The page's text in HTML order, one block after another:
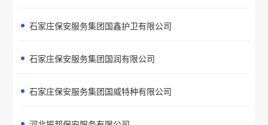
石家庄保安服务集团国鑫护卫有限公司
石家庄保安服务集团国润有限公司
石家庄保安服务集团国威特种有限公司